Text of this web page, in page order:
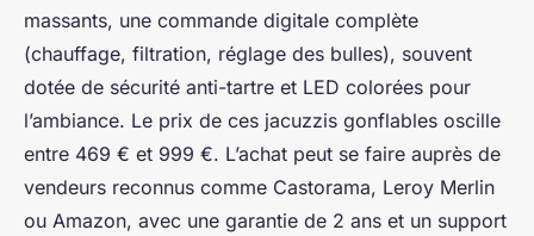
massants, une commande digitale complète
(chauffage, filtration, réglage des bulles), souvent
dotée de sécurité anti-tartre et LED colorées pour
l’ambiance. Le prix de ces jacuzzis gonflables oscille
entre 469 € et 999 €. L’achat peut se faire auprès de
vendeurs reconnus comme Castorama, Leroy Merlin
ou Amazon, avec une garantie de 2 ans et un support